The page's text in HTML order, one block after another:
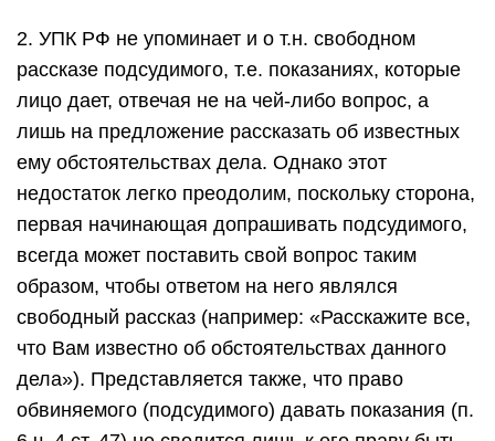
2. УПК РФ не упоминает и о т.н. свободном
рассказе подсудимого, т.е. показаниях, которые
лицо дает, отвечая не на чей-либо вопрос, а
лишь на предложение рассказать об известных
ему обстоятельствах дела. Однако этот
недостаток легко преодолим, поскольку сторона,
первая начинающая допрашивать подсудимого,
всегда может поставить свой вопрос таким
образом, чтобы ответом на него являлся
свободный рассказ (например: «Расскажите все,
что Вам известно об обстоятельствах данного
дела»). Представляется также, что право
обвиняемого (подсудимого) давать показания (п.